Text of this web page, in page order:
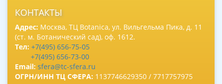
КОНТАКТЫ
Адрес: Москва, ТЦ Botanica, ул. Вильгельма Пика, д. 11
(ст. м. Ботанический сад), оф. 1612.
Тел: +7(495) 656-75-05
+7(495) 656-73-00
Email: sfera@tc-sfera.ru
ОГРН/ИНН ТЦ СФЕРА: 1137746629350 / 7717757975